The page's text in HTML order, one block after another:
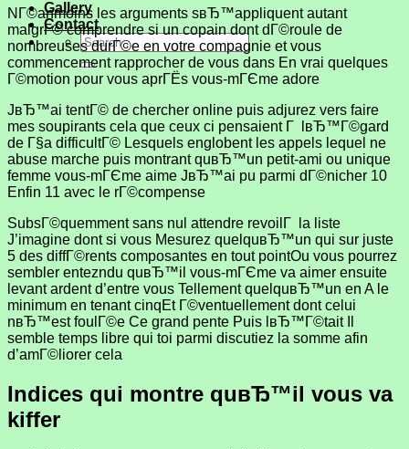
Gallery
Contact
NГ©anmoins les arguments sвЂ™appliquent autant
malgrГ© comprendre si un copain dont dГ©roule de
nombreuses durГ©e en votre compagnie et vous
commencement rapprocher de vous dans En vrai quelques
Г©motion pour vous aprГЁs vous-mГЄme adore
JвЂ™ai tentГ© de chercher online puis adjurez vers faire
mes soupirants cela que ceux ci pensaient Г lвЂ™Г©gard
de Г§a difficultГ© Lesquels englobent les appels lequel ne
abuse marche puis montrant quвЂ™un petit-ami ou unique
femme vous-mГЄme aime JвЂ™ai pu parmi dГ©nicher 10
Enfin 11 avec le rГ©compense
SubsГ©quemment sans nul attendre revoilГ la liste
J’imagine dont si vous Mesurez quelquвЂ™un qui sur juste
5 des diffГ©rents composantes en tout pointOu vous pourrez
sembler entezndu quвЂ™il vous-mГЄme va aimer ensuite
levant ardent d’entre vous Tellement quelquвЂ™un en A le
minimum en tenant cinqEt Г©ventuellement dont celui
nвЂ™est foulГ©e Ce grand pente Puis lвЂ™Г©tait Il
semble temps libre qui toi parmi discutiez la somme afin
d’amГ©liorer cela
Indices qui montre quвЂ™il vous va
kiffer